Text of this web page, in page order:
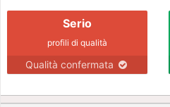
Serio
profili di qualità
Qualità confermata